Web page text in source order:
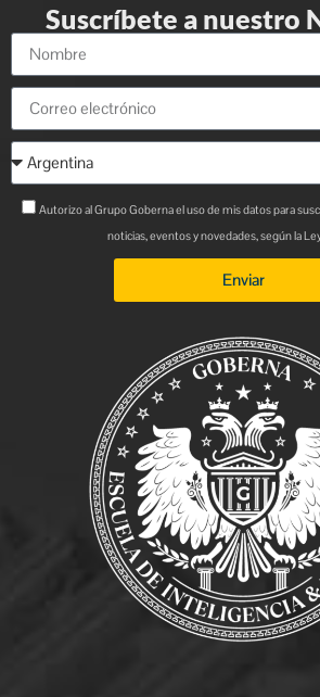
Suscríbete a nuestro
Autorizo al Grupo Goberna el uso de mis datos para
noticias, eventos y novedades, según la
Enviar